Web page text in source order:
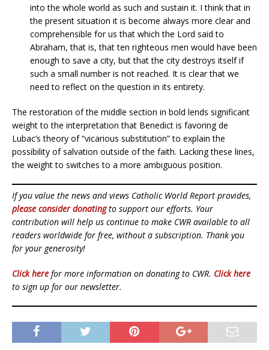
into the whole world as such and sustain it. I think that in
the present situation it is become always more clear and
comprehensible for us that which the Lord said to
Abraham, that is, that ten righteous men would have been
enough to save a city, but that the city destroys itself if
such a small number is not reached. It is clear that we
need to reflect on the question in its entirety.
The restoration of the middle section in bold lends significant
weight to the interpretation that Benedict is favoring de
Lubac’s theory of “vicarious substitution” to explain the
possibility of salvation outside of the faith. Lacking these lines,
the weight to switches to a more ambiguous position.
If you value the news and views Catholic World Report provides,
please consider donatingto support our efforts. Your
contribution will help us continue to make CWR available to all
readers worldwide for free, without a subscription. Thank you
for your generosity!
Click here for more information on donating to CWR. Click here
to sign up for our newsletter.